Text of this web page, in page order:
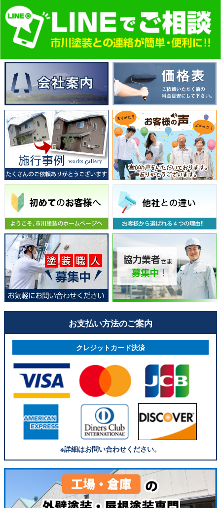
お支払い方法のご案内
クレジットカード決済
※詳細はお問い合わせください。